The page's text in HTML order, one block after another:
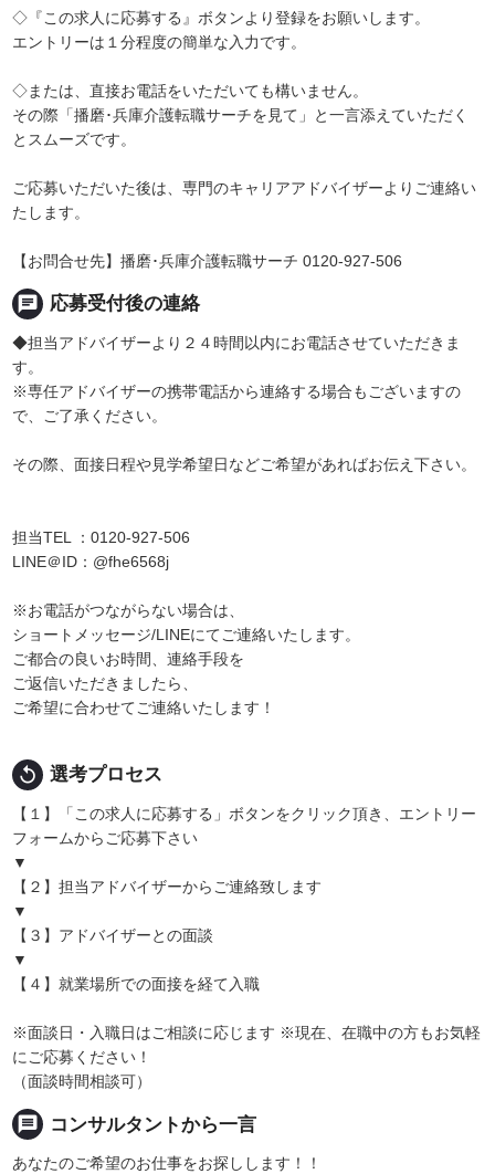
◇『この求人に応募する』ボタンより登録をお願いします。
エントリーは１分程度の簡単な入力です。
◇または、直接お電話をいただいても構いません。
その際「播磨･兵庫介護転職サーチを見て」と一言添えていただく
とスムーズです。
ご応募いただいた後は、専門のキャリアアドバイザーよりご連絡い
たします。
【お問合せ先】播磨･兵庫介護転職サーチ 0120-927-506
chat 応募受付後の連絡
◆担当アドバイザーより２４時間以内にお電話させていただきま
す。
※専任アドバイザーの携帯電話から連絡する場合もございますの
で、ご了承ください。
その際、面接日程や見学希望日などご希望があればお伝え下さい。
担当TEL ：0120-927-506
LINE＠ID：@fhe6568j
※お電話がつながらない場合は、
ショートメッセージ/LINEにてご連絡いたします。
ご都合の良いお時間、連絡手段を
ご返信いただきましたら、
ご希望に合わせてご連絡いたします！
replay 選考プロセス
【１】「この求人に応募する」ボタンをクリック頂き、エントリー
フォームからご応募下さい
▼
【２】担当アドバイザーからご連絡致します
▼
【３】アドバイザーとの面談
▼
【４】就業場所での面接を経て入職
※面談日・入職日はご相談に応じます ※現在、在職中の方もお気軽
にご応募ください！
（面談時間相談可）
message コンサルタントから一言
あなたのご希望のお仕事をお探しします！！